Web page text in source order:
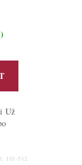
Už
101-512